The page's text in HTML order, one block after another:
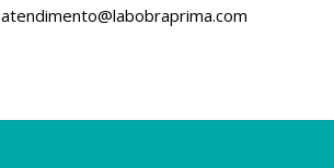
atendimento@labobraprima.com